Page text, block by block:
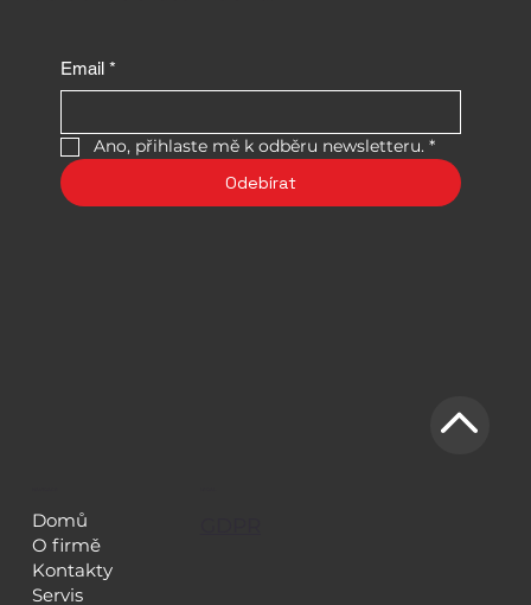
Email *
Ano, přihlaste mě k odběru newsletteru. *
Odebírat
Domů
O firmě
Kontakty
Servis